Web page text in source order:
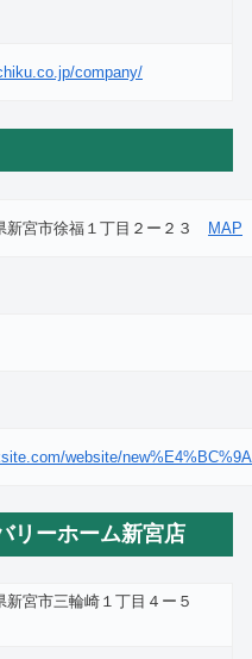
company/
新宮市徐福１丁目２ー２３ MAP
website/
リーホーム新宮店
新宮市三輪崎１丁目４ー５